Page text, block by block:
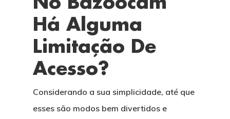
Há Alguma
Limitação De
Acesso?
Considerando a sua simplicidade, até que
esses são modos bem divertidos e